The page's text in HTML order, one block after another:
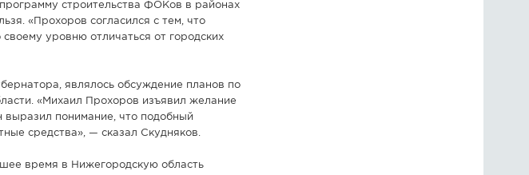
строительства ФОКов в районах
«Прохоров согласился с тем, что
уровню отличаться от городских
являлось обсуждение планов по
«Михаил Прохоров изъявил желание
выразил понимание, что подобный
средства», — сказал Скудняков.
время в Нижегородскую область